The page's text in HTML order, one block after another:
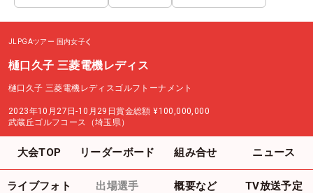
JLPGAツアー 国内女子
樋口久子 三菱電機レディス
樋口久子 三菱電機レディスゴルフトーナメント
2023年10月27日-10月29日賞金総額 ¥100,000,000
武蔵丘ゴルフコース（埼玉県）
大会TOP リーダーボード 組み合せ ニュース
ライブフォト 出場選手 概要など TV放送予定